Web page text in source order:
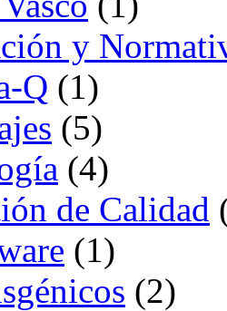
y
Q (1)
(5)
(4)
de Calidad
(1)
(2)